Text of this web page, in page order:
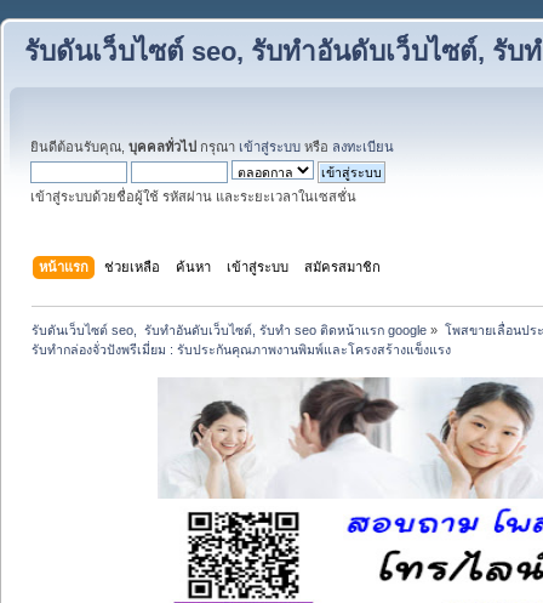
รับดันเว็บไซต์ seo, รับทำอันดับเว็บไซต์, รับ
ยินดีต้อนรับคุณ, บุคคลทั่วไป กรุณา เข้าสู่ระบบ หรือ ลงทะเบียน
เข้าสู่ระบบด้วยชื่อผู้ใช้ รหัสผ่าน และระยะเวลาในเซสชั่น
หน้าแรก ช่วยเหลือ ค้นหา เข้าสู่ระบบ สมัครสมาชิก
รับดันเว็บไซต์ seo,  รับทำอันดับเว็บไซต์, รับทำ seo ติดหน้าแรก google » โพสขายเลื่อนปร
รับทำกล่องจั่วปังพรีเมี่ยม : รับประกันคุณภาพงานพิมพ์และโครงสร้างแข็งแรง